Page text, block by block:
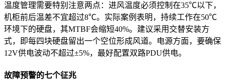
温度管理需要特别注意两点：进风温度必须控制在35℃以下，
机柜前后温差不宜超过8℃。实际案例表明，持续工作在50℃
环境下的硬盘，其MTBF会缩短40%。建议采用交替安装方
式，即每四块硬盘留出一个空位形成风道。电源方面，要确保
12V供电波动不超过±5%，最好配置双路PDU供电。
故障预警的七个征兆